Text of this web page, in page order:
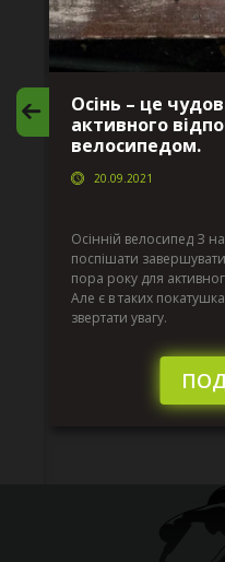
Осінь – це
активного
велосипедом.
20.09.2021
Осінній велосипед З
поспішати
пора року для
Але є в таких
звертати увагу.